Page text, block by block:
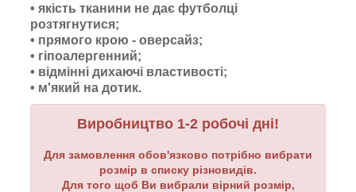
• якість тканини не дає футболці
розтягнутися;
• прямого крою - оверсайз;
• гіпоалергенний;
• відмінні дихаючі властивості;
• м'який на дотик.
Виробництво 1-2 робочі дні!
Для замовлення обов'язково потрібно вибрати
розмір в списку різновидів.
Для того щоб Ви вибрали вірний розмір,